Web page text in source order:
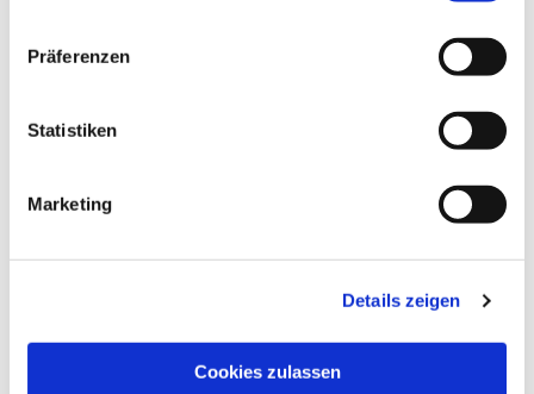
Präferenzen
Statistiken
Marketing
Details zeigen
Cookies zulassen
Dies könnte Sie auch
interessieren